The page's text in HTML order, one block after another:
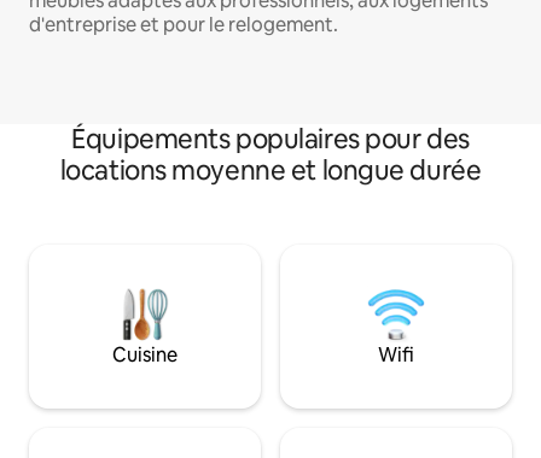
d'entreprise et pour le relogement.
Équipements populaires pour des
locations moyenne et longue durée
Cuisine Wifi